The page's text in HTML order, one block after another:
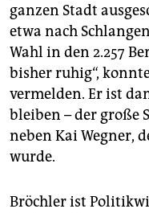
ganzen Stadt
etwa nach
Wahl in den 2.257
bisher ruhig“,
vermelden. Er ist
bleiben – der große
neben Kai Wegner,
wurde.
Bröchler ist